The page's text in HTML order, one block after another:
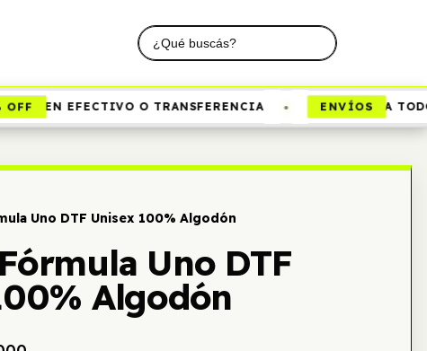
EN EFECTIVO O TRANSFERENCIA ENVÍOS A TODO
Uno DTF Unisex 100% Algodón
Uno DTF
Algodón